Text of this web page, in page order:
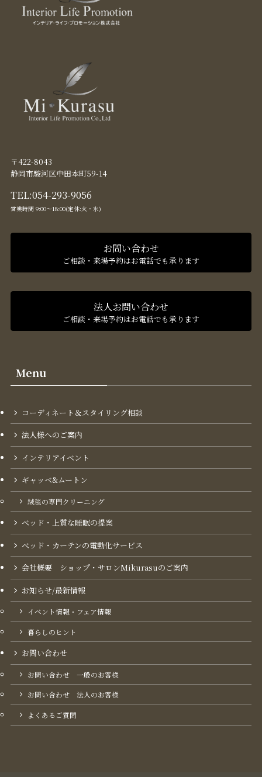
〒422-8043
静岡市駿河区中田本町59-14
TEL:054-293-9056
営業時間 9:00〜18:00(定休:火・水)
お問い合わせ
ご相談・来場予約はお電話でも承ります
法人お問い合わせ
ご相談・来場予約はお電話でも承ります
Menu
コーディネート＆スタイリング​相談
法人様へのご案内
インテリアイベント
ギャッベ&ムートン
絨毯の専門クリーニング
ベッド・上質な睡眠の提案
ベッド・カーテンの電動化サービス
会社概要 ショップ・サロンMikurasuのご案内​
お知らせ/最新情報
イベント情報・フェア情報
暮らしのヒント
お問い合わせ
お問い合わせ 一般のお客様
お問い合わせ 法人のお客様
よくあるご質問